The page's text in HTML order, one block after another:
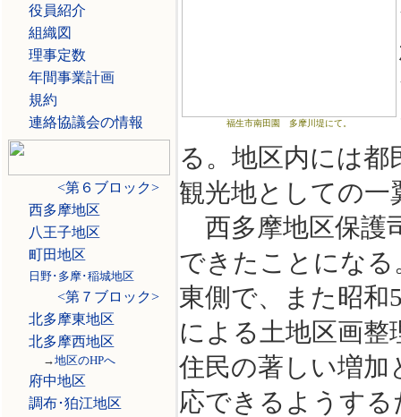
役員紹介
組織図
理事定数
年間事業計画
規約
連絡協議会の情報
<第６ブロック>
西多摩地区
八王子地区
町田地区
日野･多摩･稲城地区
<第７ブロック>
北多摩東地区
北多摩西地区
→地区のHPへ
府中地区
調布･狛江地区
福生市南田園 多摩川堤にて。
る。地区内には
観光地としての一
西多摩地区保護
できたことになる
東側で、また昭和
による土地区画
住民の著しい増加
応できるようす